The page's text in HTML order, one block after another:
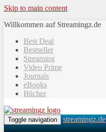
Skip to main content
Willkommen auf Streamingz.de
Best Deal
Bestseller
Streaming
Video Prime
Journals
eBooks
Bücher
Toggle navigation streamingz.de